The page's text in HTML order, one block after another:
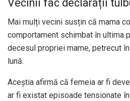
Vecinii fac declarații
Mai mulți vecini susțin că mama
comportament schimbat în ultima
decesul propriei mame, petrecut
lună.
Aceștia afirmă că femeia ar fi
ar fi existat episoade tensionate